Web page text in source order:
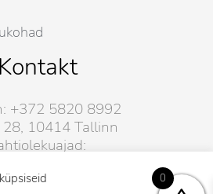
Kontakt
+372 5820 8992
28, 10414 Tallinn
L-P: 10-17.
0